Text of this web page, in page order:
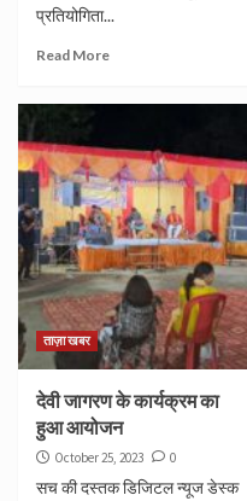
प्रतियोगिता...
Read More
ताज़ा खबर
देवी जागरण के कार्यक्रम का
हुआ आयोजन
October 25, 2023 0
सच की दस्तक डिजिटल न्यूज डेस्क